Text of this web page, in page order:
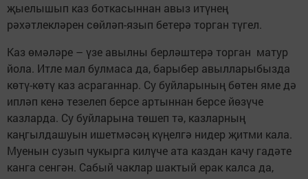
җыелышып каз боткасыннан авыз итүнең
рәхәтлекләрен сөйләп-язып бетерә торган түгел.
Каз өмәләре – үзе авылны берләштерә торган матур
йола. Итле мал булмаса да, барыбер авылларыбызда
көтү-көтү каз асраганнар. Су буйларының бөтен яме дә
ипләп кенә тезелеп берсе артыннан берсе йөзүче
казларда. Су буйларына төшеп тә, казларның
каңгылдашуын ишетмәсәң күңелгә нидер җитми кала.
Муенын сузып чукырга килүче ата каздан качу гадәте
канга сенгән. Сабый чаклар шактый ерак калса да,